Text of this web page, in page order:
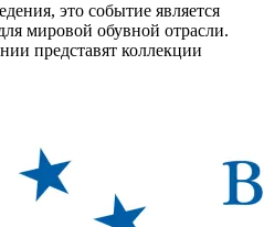
это событие является
мировой обувной отрасли.
представят коллекции